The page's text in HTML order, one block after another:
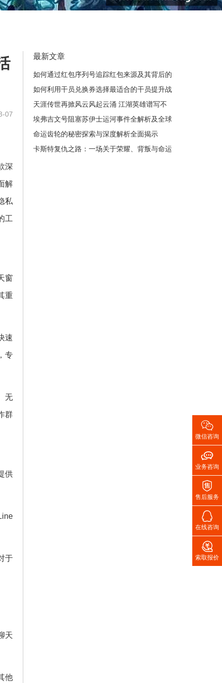
07
深
解
私
工
窗
重
速
专
无
群
供
于
天
他
最新文章
如何通过红包序列号追踪红包来源及其背后的
交易信息
如何利用干员兑换券选择最适合的干员提升战
力与策略效率
天涯传世再掀风云风起云涌 江湖英雄谱写不
朽传奇
埃弗吉文号阻塞苏伊士运河事件全解析及全球
航运影响分析
命运齿轮的秘密探索与深度解析全面揭示
DNF装备进阶的全新篇章
卡斯特复仇之路：一场关于荣耀、背叛与命运

微信咨询

业务咨询

售后服务

在线咨询

索取报价